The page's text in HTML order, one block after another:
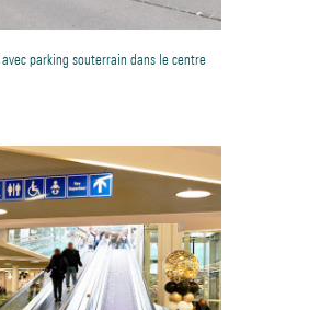
parking souterrain dans le centre